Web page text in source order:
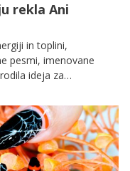
rekla Ani
in toplini,
pesmi, imenovane
ideja za
čudovit
in o tem,